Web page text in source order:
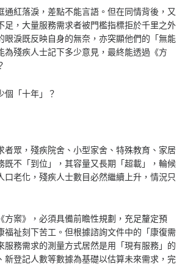
紅落淚，差點不能言語。但在同情背後，又
足，大量服務需求者被門檻指標拒於千里之外
眼淚既反映自身的無奈，亦突顯他們的「無能
為殘疾人士記下多少意見，最終能透過《方
「十年」？
眾，殘疾院舍、小型家舍、特殊教育、家居
既不「到位」，其容量又長期「超載」，輪候
口老化，殘疾人士數目必然繼續上升，情況只
案》，必須具備前瞻性規劃，充足釐定預
福祉刻下苦工。但根據諮詢文件中的「康復需
服務需求的測量方式居然是用「現有服務」的
新登記人數等數據為基礎以估算未來需求，完